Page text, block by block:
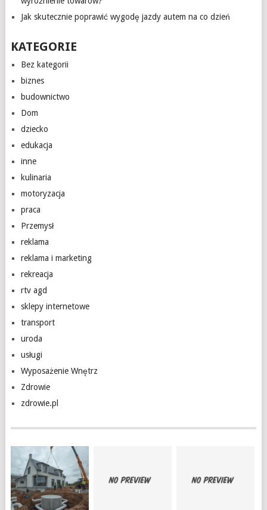
Jak skutecznie poprawić wygodę jazdy autem na co dzień
KATEGORIE
Bez kategorii
biznes
budownictwo
Dom
dziecko
edukacja
inne
kulinaria
motoryzacja
praca
Przemysł
reklama
reklama i marketing
rekreacja
rtv agd
sklepy internetowe
transport
uroda
usługi
Wyposażenie Wnętrz
Zdrowie
zdrowie.pl